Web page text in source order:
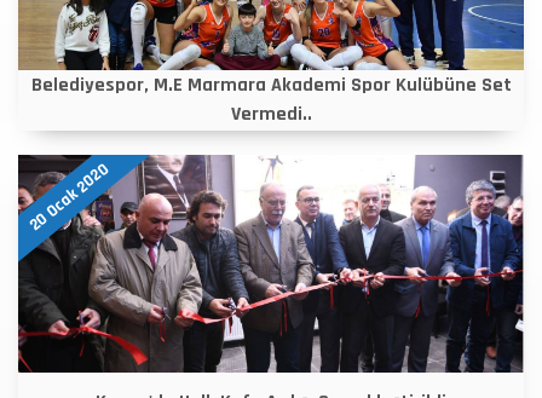
Belediyespor, M.E Marmara Akademi Spor Kulübüne Set
Vermedi..
20 Ocak 2020